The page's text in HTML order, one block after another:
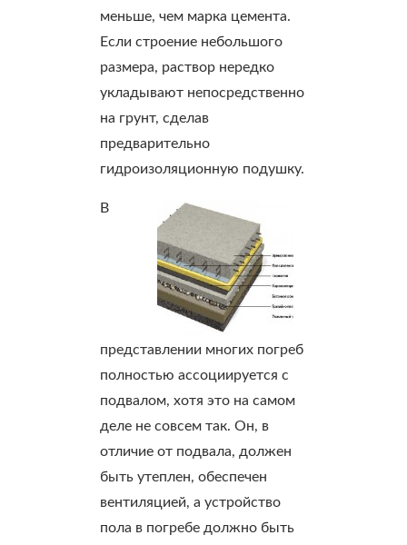
меньше, чем марка цемента.
Если строение небольшого
размера, раствор нередко
укладывают непосредственно
на грунт, сделав
предварительно
гидроизоляционную подушку.
В
представлении многих погреб
полностью ассоциируется с
подвалом, хотя это на самом
деле не совсем так. Он, в
отличие от подвала, должен
быть утеплен, обеспечен
вентиляцией, а устройство
пола в погребе должно быть